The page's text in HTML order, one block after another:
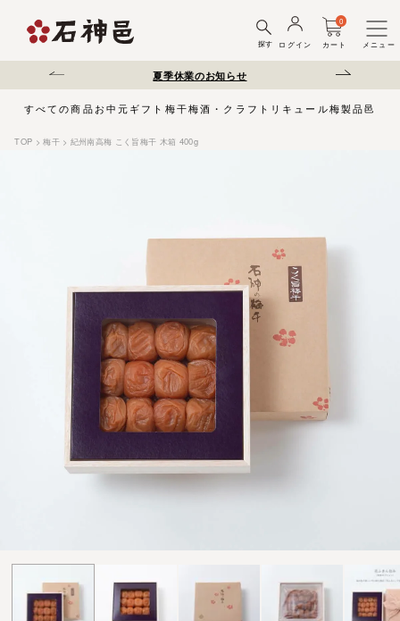
探す ログイン カート
0
メニュー
延について 夏季休業のお知らせ 弊社を装った偽
すべての商品 お中元 ギフト 梅干梅酒・クラフトリキュール梅製品邑じ
TOP 梅干 紀州南高梅 こく旨梅干 木箱 400g